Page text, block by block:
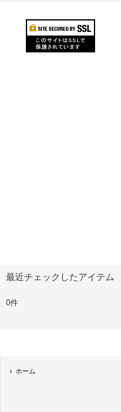
最近チェックしたアイテム
0件
ホーム